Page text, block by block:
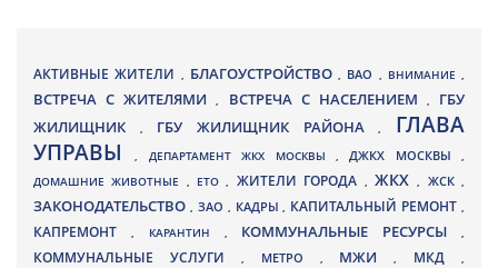
АКТИВНЫЕ ЖИТЕЛИ , БЛАГОУСТРОЙСТВО , ВАО , ВНИМАНИЕ ,
ВСТРЕЧА С ЖИТЕЛЯМИ, ВСТРЕЧА С НАСЕЛЕНИЕМ , ГБУ
ЖИЛИЩНИК
, ГБУ ЖИЛИЩНИК РАЙОНА, ГЛАВА
УПРАВЫ, ДЕПАРТАМЕНТ ЖКХ МОСКВЫ ,ДЖКХ МОСКВЫ ,
ДОМАШНИЕ ЖИВОТНЫЕ , ЕТО, ЖИТЕЛИ ГОРОДА , ЖКХ, ЖСК,
ЗАКОНОДАТЕЛЬСТВО , ЗАО , КАДРЫ, КАПИТАЛЬНЫЙ РЕМОНТ ,
КАПРЕМОНТ , КАРАНТИН , КОММУНАЛЬНЫЕ РЕСУРСЫ,
КОММУНАЛЬНЫЕ УСЛУГИ , МЕТРО , МЖИ, МКД ,